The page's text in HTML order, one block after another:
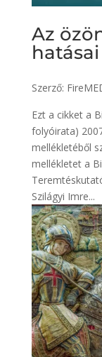
Az
hatásai
Szerző:
Ezt a cikket a
folyóirata)
mellékletéből
mellékletet a
Szilágyi Imre...